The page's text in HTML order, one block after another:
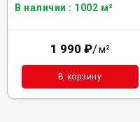
В наличии : 1002 м²
1 990 ₽/м²
В корзину